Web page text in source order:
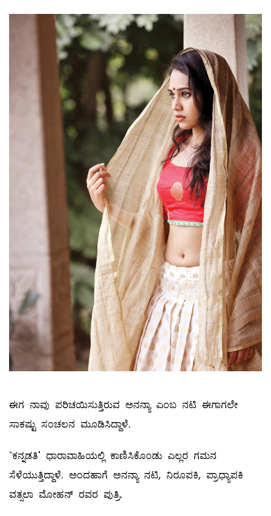
ಈಗ ನಾವು ಪರಿಚಯಿಸುತ್ತಿರುವ ಅನನ್ಯಾ ಎಂಬ ನಟಿ ಈಗಾಗಲೇ
ಸಾಕಷ್ಟು ಸಂಚಲನ ಮೂಡಿಸಿದ್ದಾಳೆ.
`ಕನ್ನಡತಿ' ಧಾರಾವಾಹಿಯಲ್ಲಿ ಕಾಣಿಸಿಕೊಂಡು ಎಲ್ಲರ ಗಮನ
ಸೆಳೆಯುತ್ತಿದ್ದಾಳೆ. ಅಂದಹಾಗೆ ಅನನ್ಯಾ ನಟಿ, ನಿರೂಪಕಿ, ಪ್ರಾಧ್ಯಾಪಕಿ
ವತ್ಸಲಾ ಮೋಹನ್‌ ರವರ ಪುತ್ರಿ.